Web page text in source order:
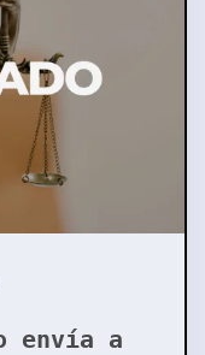
envía a